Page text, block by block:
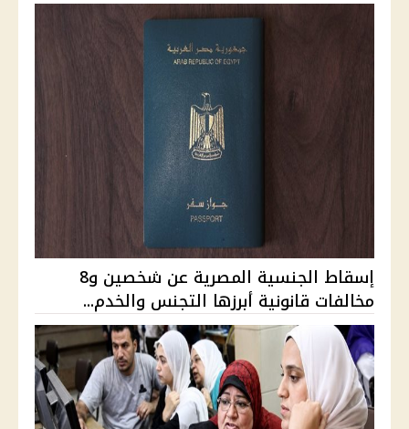
إسقاط الجنسية المصرية عن شخصين و8
مخالفات قانونية أبرزها التجنس والخدم...